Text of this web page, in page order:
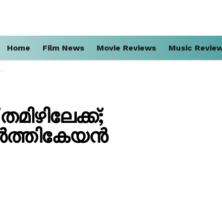
Home Film News Movie Reviews Music